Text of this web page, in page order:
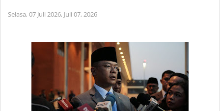
Selasa, 07 Juli 2026, Juli 07, 2026